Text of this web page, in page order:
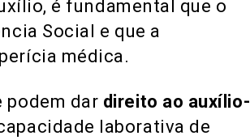
é fundamental que o
Social e que a
médica.
podem dar direito ao auxílio-
laborativa de